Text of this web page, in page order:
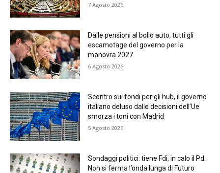
7 Agosto 2026
Dalle pensioni al bollo auto, tutti gli
escamotage del governo per la
manovra 2027
6 Agosto 2026
Scontro sui fondi per gli hub, il governo
italiano deluso dalle decisioni dell’Ue
smorza i toni con Madrid
5 Agosto 2026
Sondaggi politici: tiene Fdi, in calo il Pd.
Non si ferma l’onda lunga di Futuro